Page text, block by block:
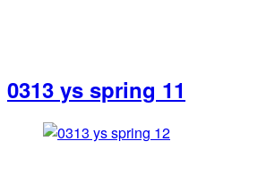
0313 ys spring 11